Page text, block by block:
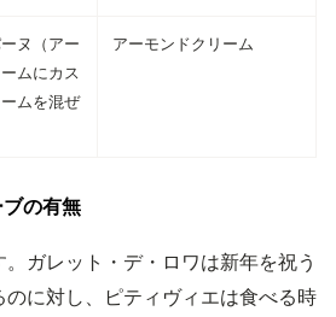
ヌ（アー
ムにカス
ムを混ぜ
アーモンドクリーム
の有無
ガレット・デ・ロワは新年を祝う
に対し、ピティヴィエは食べる時